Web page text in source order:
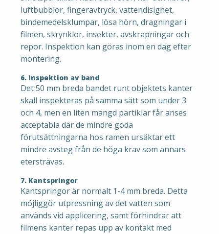
luftbubblor, fingeravtryck, vattendisighet,
bindemedelsklumpar, lösa hörn, dragningar i
filmen, skrynklor, insekter, avskrapningar och
repor. Inspektion kan göras inom en dag efter
montering.
6. Inspektion av band
Det 50 mm breda bandet runt objektets kanter
skall inspekteras på samma sätt som under 3
och 4, men en liten mängd partiklar får anses
acceptabla där de mindre goda
förutsättningarna hos ramen ursäktar ett
mindre avsteg från de höga krav som annars
etersträvas.
7. Kantspringor
Kantspringor är normalt 1-4 mm breda. Detta
möjliggör utpressning av det vatten som
används vid applicering, samt förhindrar att
filmens kanter repas upp av kontakt med